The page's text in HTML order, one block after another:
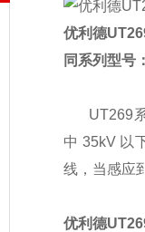
优利德
同系列型号
UT269
中 35kV 以
线，当感应
优利德